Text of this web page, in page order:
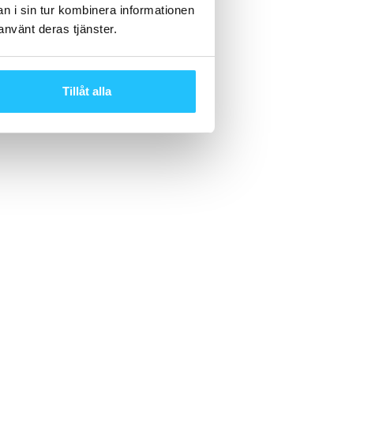
i sin tur kombinera informationen
deras tjänster.
Tillåt alla